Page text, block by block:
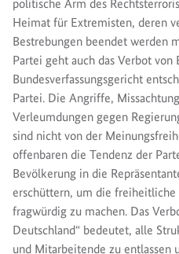
politische Arm des
Heimat für Extremisten, deren
Bestrebungen beendet werden
Partei geht auch das Verbot von
Bundesverfassungsgericht
Partei. Die Angriffe,
Verleumdungen gegen
sind nicht von der
offenbaren die Tendenz der
Bevölkerung in die
erschüttern, um die
fragwürdig zu machen. Das
Deutschland“ bedeutet, alle
und Mitarbeitende zu entlassen